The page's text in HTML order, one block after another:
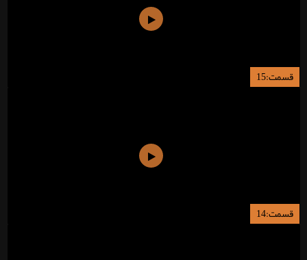
قسمت:15
قسمت:14